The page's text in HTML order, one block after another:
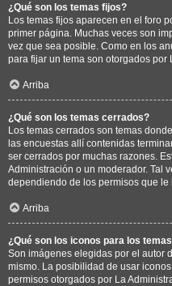
¿Qué son los temas fijos?
Los temas fijos aparecen en el foro
primer página. Muchas veces son
vez que sea posible. Como en los
para fijar un tema son otorgados por
Arriba
¿Qué son los temas cerrados?
Los temas cerrados son temas
las encuestas allí contenidas
ser cerrados por muchas razones.
Administración o un moderador. Tal
dependiendo de los permisos que
Arriba
¿Qué son los iconos para los
Son imágenes elegidas por el autor
mismo. La posibilidad de usar
permisos otorgados por La